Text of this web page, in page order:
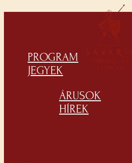
PROGRAM
JEGYEK
ÁRUSOK
HÍREK